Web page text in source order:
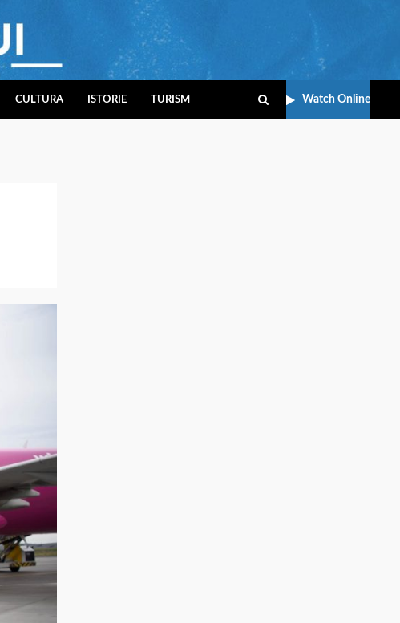
CULTURA ISTORIE TURISM Watch Online